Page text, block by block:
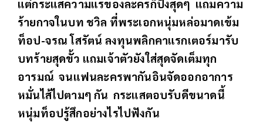
แต่กระแสความแรของละครก็ปังสุดๆ แถมความ
ร้ายกาจในบท ชวิล ที่พระเอกหนุ่มหล่อมาดเข้ม
ท็อป-จรณ โสรัตน์ ลงทุนพลิกคาแรกเตอร์มารับ
บทร้ายสุดขั้ว แถมเจ้าตัวยังใส่สุดจัดเต็มทุก
อารมณ์ จนแฟนละครพากันอินจัดออกอาการ
หมั่นไส้ไปตามๆ กัน กระแสตอบรับดีขนาดนี้
หนุ่มท็อปรู้สึกอย่างไรไปฟังกัน